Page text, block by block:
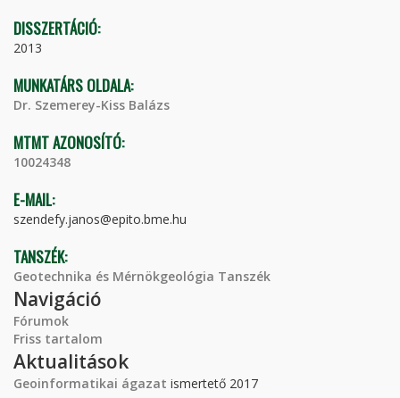
DISSZERTÁCIÓ:
2013
MUNKATÁRS OLDALA:
Dr. Szemerey-Kiss Balázs
MTMT AZONOSÍTÓ:
10024348
E-MAIL:
szendefy.janos@epito.bme.hu
TANSZÉK:
Geotechnika és Mérnökgeológia Tanszék
Navigáció
Fórumok
Friss tartalom
Aktualitások
Geoinformatikai ágazat ismertető 2017